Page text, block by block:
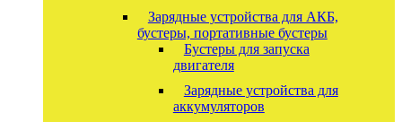
Зарядные устройства для АКБ,
бустеры, портативные бустеры
Бустеры для запуска
двигателя
Зарядные устройства для
аккумуляторов